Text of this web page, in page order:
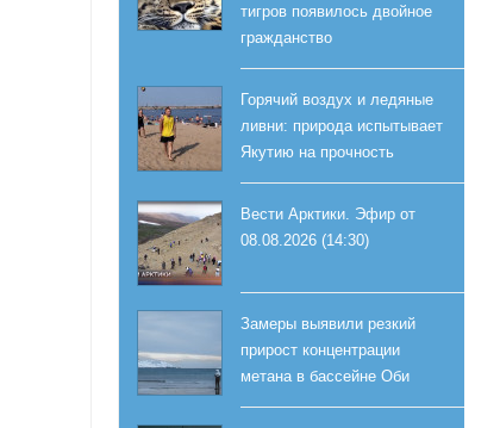
тигров появилось двойное
гражданство
Горячий воздух и ледяные
ливни: природа испытывает
Якутию на прочность
Вести Арктики. Эфир от
08.08.2026 (14:30)
Замеры выявили резкий
прирост концентрации
метана в бассейне Оби